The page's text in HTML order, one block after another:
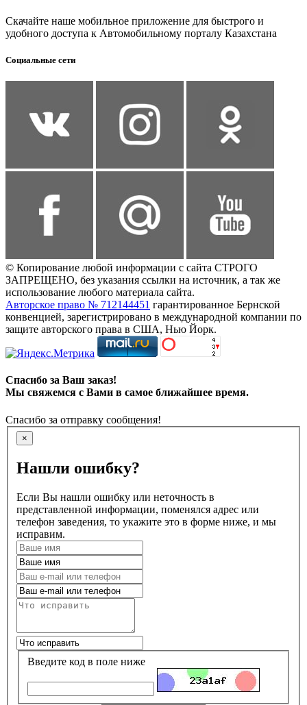
Скачайте наше мобильное приложение для быстрого и
удобного доступа к Автомобильному порталу Казахстана
Социальные сети
© Копирование любой информации с сайта СТРОГО
ЗАПРЕЩЕНО, без указания ссылки на источник, а так же
использование любого материала сайта.
Авторское право № 712144451 гарантированное Бернской
конвенцией, зарегистрировано в международной компании по
защите авторского права в США, Нью Йорк.
Спасибо за Ваш заказ!
Мы свяжемся с Вами в самое ближайшее время.
Спасибо за отправку сообщения!
×
Нашли ошибку?
Если Вы нашли ошибку или неточность в
представленной информации, поменялся адрес или
телефон заведения, то укажите это в форме ниже, и мы
исправим.
Введите код в поле ниже